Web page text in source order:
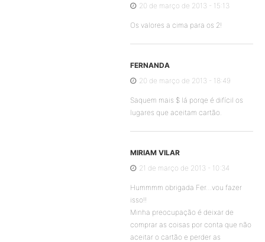
20 de março de 2013 - 15:13
Os valores a cima para os 2!
FERNANDA
20 de março de 2013 - 18:49
Saquem mais $ lá porqe é difícil os
lugares que aceitam cartão.
MIRIAM VILAR
21 de março de 2013 - 10:34
Hummmm obrigada Fer…vou fazer
isso!!
Minha preocupação é deixar de
comprar as coisas por conta que não
aceitar o cartão e perder as